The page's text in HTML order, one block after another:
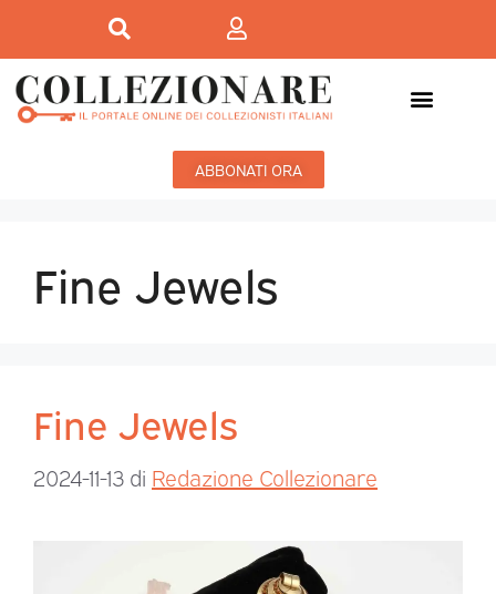
ABBONATI ORA
Fine Jewels
Fine Jewels
2024-11-13 di Redazione Collezionare